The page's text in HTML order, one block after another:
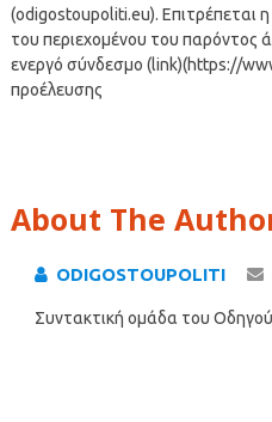
(odigostoupoliti.eu). Επιτρέπεται
του περιεχομένου του παρόντος
ενεργό σύνδεσμο (link)(https://
προέλευσης
About The
ODIGOSTOUPOLITI
Συντακτική ομάδα του